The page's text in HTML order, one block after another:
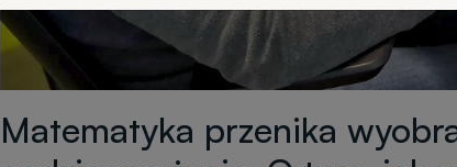
Matematyka przenika